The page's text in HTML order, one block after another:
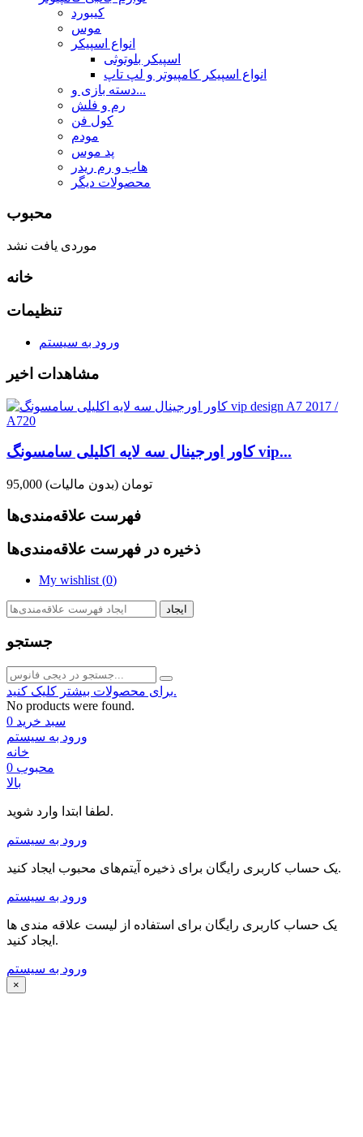
کیبورد
موس
انواع اسپیکر
اسپیکر بلوتوثی
انواع اسپیکر کامپیوتر و لپ تاپ
دسته بازی و...
رم و فلش
کول فن
مودم
پد موس
هاب و رم ریدر
محصولات دیگر
محبوب
موردی یافت نشد
خانه
تنظیمات
ورود به سیستم
مشاهدات اخیر
کاور اورجینال سه لایه اکلیلی سامسونگ vip...
95,000 تومان (بدون مالیات)
فهرست علاقه‌مندی‌ها
ذخیره در فهرست علاقه‌مندی‌ها
My wishlist (0)
ایجاد
جستجو
برای محصولات بیشتر کلیک کنید.
No products were found.
سبد خرید 0
ورود به سیستم
خانه
محبوب 0
بالا
لطفا ابتدا وارد شوید.
ورود به سیستم
یک حساب کاربری رایگان برای ذخیره آیتم‌های محبوب ایجاد کنید.
ورود به سیستم
یک حساب کاربری رایگان برای استفاده از لیست علاقه مندی ها
ایجاد کنید.
ورود به سیستم
×